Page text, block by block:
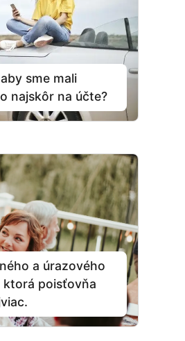
sme mali
najskôr na účte?
a úrazového
ktorá poisťovňa